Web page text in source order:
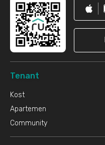
Tenant
Kost
Apartemen
Community